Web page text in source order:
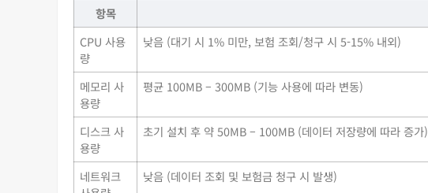
항목
CPU 사용
량
낮음 (대기 시 1% 미만, 보험 조회/청구 시 5-15% 내외)
메모리 사
용량
평균 100MB – 300MB (기능 사용에 따라 변동)
디스크 사
용량
초기 설치 후 약 50MB – 100MB (데이터 저장량에 따라 증가)
네트워크
낮음 (데이터 조회 및 보험금 청구 시 발생)